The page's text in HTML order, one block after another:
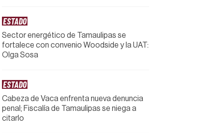
ESTADO
Sector energético de Tamaulipas se
fortalece con convenio Woodside y la UAT:
Olga Sosa
ESTADO
Cabeza de Vaca enfrenta nueva denuncia
penal; Fiscalía de Tamaulipas se niega a
citarlo